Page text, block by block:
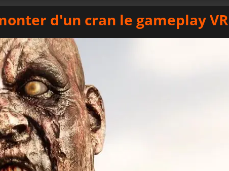
d'un cran le gameplay VR